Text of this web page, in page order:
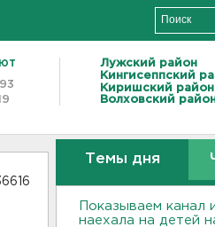
Лужский район
Кингисеппский
Киришский район
Волховский район
Темы дня
Показываем канал
наехала на детей